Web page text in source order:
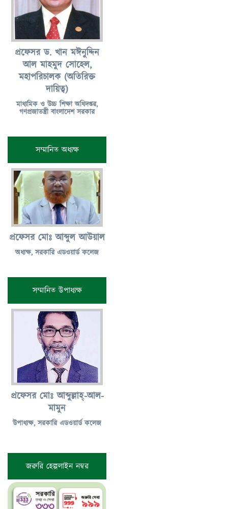
প্রফেসর ড. খান মঈনুদ্দিন
আল মাহমুদ সোহেল,
মহাপরিচালক (অতিরিক্ত
দায়িত্ব)
মাধ্যমিক ও উচ্চ শিক্ষা অধিদপ্তর,
গণপ্রজাতন্ত্রী বাংলাদেশ সরকার
সম্মানিত অধ্যক্ষ
প্রফেসর মোঃ আব্দুল আউয়াল
অধ্যক্ষ, সরকারি এডওয়ার্ড কলেজ
সম্মানিত উপাধ্যক্ষ
প্রফেসর মোঃ আব্দুল্লাহ্-আল-
মামুন
উপাধ্যক্ষ, সরকারি এডওয়ার্ড কলেজ
জরুরি হেল্পলাইন নম্বর